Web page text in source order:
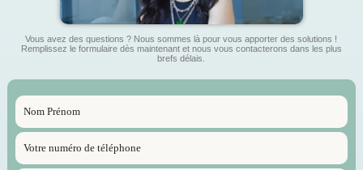
Vous avez des questions ? Nous sommes là pour vous apporter des solutions !
Remplissez le formulaire dès maintenant et nous vous contacterons dans les plus
brefs délais.